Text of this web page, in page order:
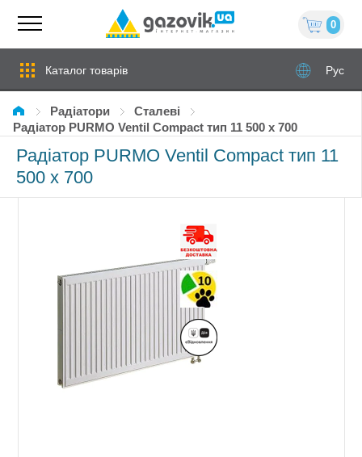
0
Каталог товарів Рус
Радіатори
сталеві
Радіатор PURMO Ventil Compact тип 11 500 x 700
Радіатор PURMO Ventil Compact тип 11
500 x 700